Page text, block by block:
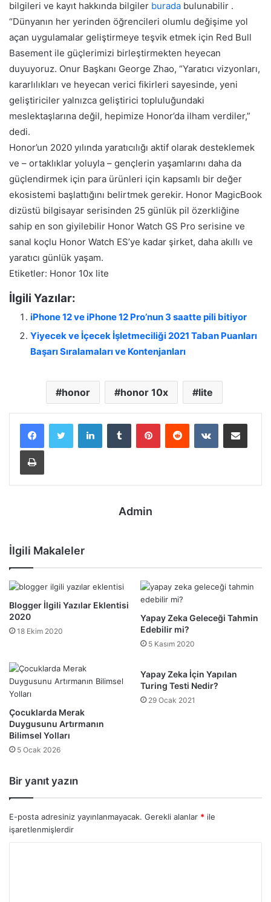
bilgileri ve kayıt hakkında bilgiler burada bulunabilir .
“Dünyanın her yerinden öğrencileri olumlu değişime yol
açan uygulamalar geliştirmeye teşvik etmek için Red Bull
Basement ile güçlerimizi birleştirmekten heyecan
duyuyoruz. Onur Başkanı George Zhao, “Yaratıcı vizyonları,
kararlılıkları ve heyecan verici fikirleri sayesinde, yeni
geliştiriciler yalnızca geliştirici topluluğundaki
meslektaşlarına değil, hepimize Honor’da ilham verdiler,”
dedi.
Honor’un 2020 yılında yaratıcılığı aktif olarak desteklemek
ve – ortaklıklar yoluyla – gençlerin yaşamlarını daha da
güçlendirmek için para ürünleri için kapsamlı bir değer
ekosistemi başlattığını belirtmek gerekir. Honor MagicBook
dizüstü bilgisayar serisinden 25 günlük pil özerkliğine
sahip en son giyilebilir Honor Watch GS Pro serisine ve
sanal koçlu Honor Watch ES’ye kadar şirket, daha akıllı ve
yaratıcı günlük yaşam.
Etiketler: Honor 10x lite
İlgili Yazılar:
iPhone 12 ve iPhone 12 Pro’nun 3 saatte pili bitiyor
Yiyecek ve İçecek İşletmeciliği 2021 Taban Puanları
Başarı Sıralamaları ve Kontenjanları
honor honor 10x lite
LinkedInTumblr PinterestReddit VKontakteE-Posta ile paylaş
Yazdır
Admin
İlgili Makaleler
Blogger İlgili Yazılar Eklentisi
2020
18 Ekim 2020
Yapay Zeka Geleceği Tahmin
Edebilir mi?
5 Kasım 2020
Çocuklarda Merak
Duygusunu Artırmanın
Bilimsel Yolları
5 Ocak 2026
Yapay Zeka İçin Yapılan
Turing Testi Nedir?
29 Ocak 2021
Bir yanıt yazın
E-posta adresiniz yayınlanmayacak. Gerekli alanlar * ile
işaretlenmişlerdir